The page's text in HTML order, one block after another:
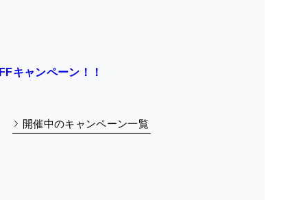
キャンペーン！！
開催中のキャンペーン一覧